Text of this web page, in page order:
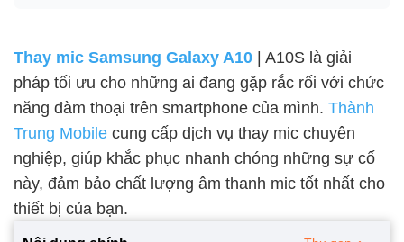
Thay mic Samsung Galaxy A10 | A10S là giải
pháp tối ưu cho những ai đang gặp rắc rối với chức
năng đàm thoại trên smartphone của mình. Thành
Trung Mobile cung cấp dịch vụ thay mic chuyên
nghiệp, giúp khắc phục nhanh chóng những sự cố
này, đảm bảo chất lượng âm thanh mic tốt nhất cho
thiết bị của bạn.